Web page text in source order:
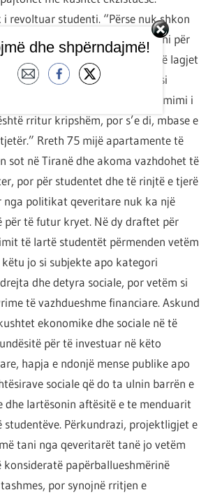
revoltuar studenti. “Përse nuk shkon
Tri vetë jeni dhe paguani për
një apartament të zakonshëm në lagjet
“Po – më thotë – por gjithsesi
më të mëdha në apartament. Çmimi i
rritur kripshëm, por s’e di, mbase e
Rreth 75 mijë apartamente të
sot në Tiranë dhe akoma vazhdohet të
por për studentet dhe të rinjtë e tjerë
politikat qeveritare nuk ka një
për të futur kryet. Në dy draftet për
të lartë studentët përmenden vetëm
jo si subjekte apo kategori
dhe detyra sociale, por vetëm si
të vazhdueshme financiare. Askund
ekonomike dhe sociale në të
për të investuar në këto
hapja e ndonjë mense publike apo
sociale që do ta ulnin barrën e
dhe lartësonin aftësitë e te menduarit
Përkundrazi, projektligjet e
tani nga qeveritarët tanë jo vetëm
papërballueshmërinë
por synojnë rritjen e
dhe shpërndajmë!